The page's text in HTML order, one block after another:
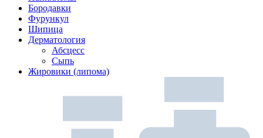
Бородавки
Фурункул
Шипица
Дерматология
Абсцесс
Сыпь
Жировики (липома)